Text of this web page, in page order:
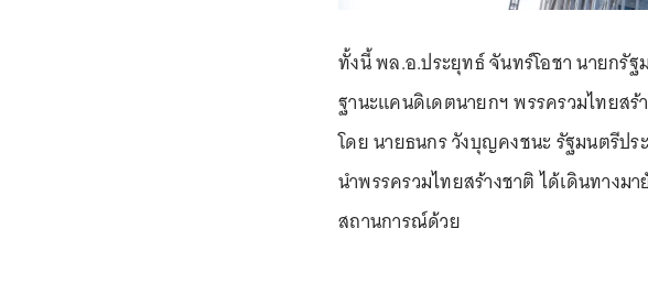
ทั้งนี้ พล.อ.ประยุทธ์ จันทร์โอชา นายกรั
ฐานะแคนดิเดตนายกฯ พรรครวมไทยส
โดย นายธนกร วังบุญคงชนะ รัฐมนตรีป
นำพรรครวมไทยสร้างชาติ ได้เดินทางม
สถานการณ์ด้วย ⁣⁣